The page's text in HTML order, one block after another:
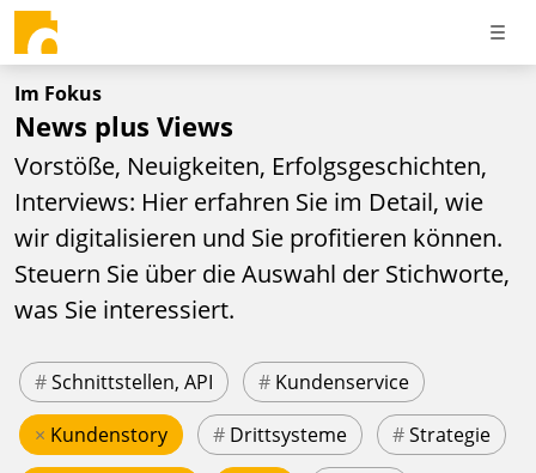
Im Fokus
News plus Views
Vorstöße, Neuigkeiten, Erfolgsgeschichten,
Interviews: Hier erfahren Sie im Detail, wie
wir digitalisieren und Sie profitieren können.
Steuern Sie über die Auswahl der Stichworte,
was Sie interessiert.
#Schnittstellen, API # Kundenservice
× Kundenstory # Drittsysteme #Strategie